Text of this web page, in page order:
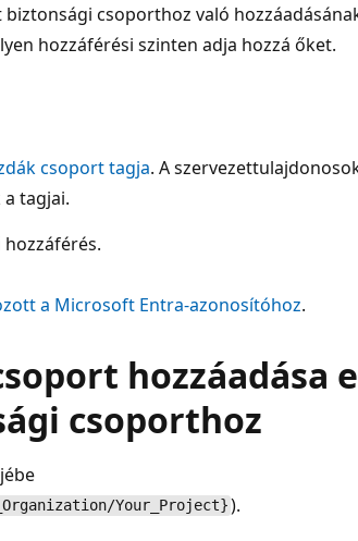
csoporthoz való
hozzáférési szinten adja hozzá őket.
csoport tagja. A
tagjai.
hozzáférés.
a Microsoft Entra-azonosítóhoz.
hozzáadása
csoporthoz
Your_Project} ).